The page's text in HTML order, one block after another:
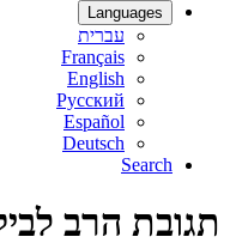
Languages
עברית
Français
English
Русский
Español
Deutsch
Search
תגובת הרב